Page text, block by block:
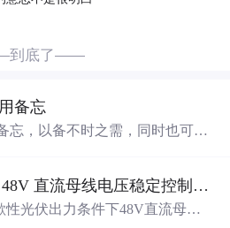
底了——
备忘
忘，以备不时之需，同时也可共
间歇性光伏出力下 48V 直流母线电压稳定控制及储能双向充放电闭环调控体系研究（Simulink仿真实现）
光伏出力条件下48V直流母线